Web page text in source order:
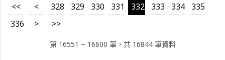
<< < 328 329 330 331 332 333 334
335
336
> >>
第 16551 ~ 16600 筆，共 16844 筆資料